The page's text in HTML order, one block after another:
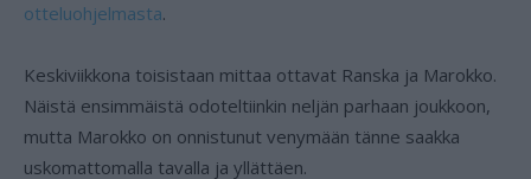
otteluohjelmasta.
Keskiviikkona toisistaan mittaa ottavat Ranska ja Marokko.
Näistä ensimmäistä odoteltiinkin neljän parhaan joukkoon,
mutta Marokko on onnistunut venymään tänne saakka
uskomattomalla tavalla ja yllättäen.